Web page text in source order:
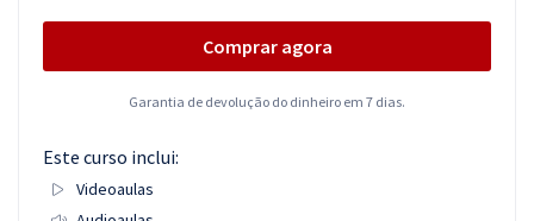
Comprar agora
Garantia de devolução do dinheiro em 7 dias.
Este curso inclui:
Videoaulas